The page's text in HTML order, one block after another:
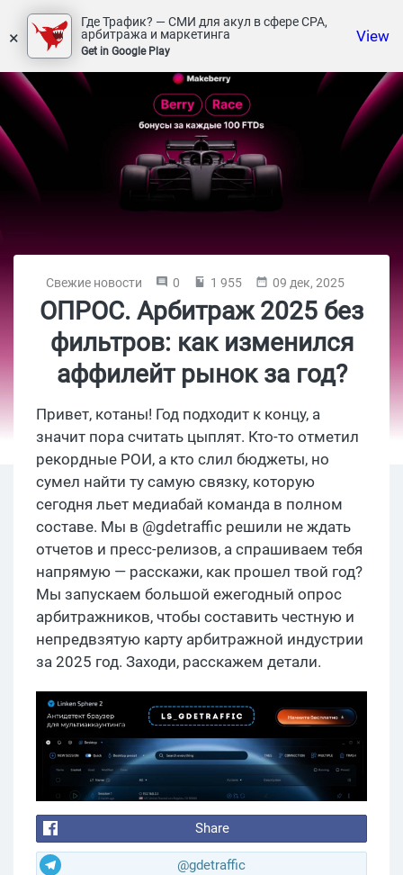
×
Где Трафик? — СМИ для акул в сфере СРА,
арбитража и маркетинга
Get in Google Play
View
Свежие новости 0 1 955 09 дек, 2025
ОПРОС. Арбитраж 2025 без
фильтров: как изменился
аффилейт рынок за год?
Привет, котаны! Год подходит к концу, а
значит пора считать цыплят. Кто-то отметил
рекордные РОИ, а кто слил бюджеты, но
сумел найти ту самую связку, которую
сегодня льет медиабай команда в полном
составе. Мы в @gdetraffic решили не ждать
отчетов и пресс-релизов, а спрашиваем тебя
напрямую — расскажи, как прошел твой год?
Мы запускаем большой ежегодный опрос
арбитражников, чтобы составить честную и
непредвзятую карту арбитражной индустрии
за 2025 год. Заходи, расскажем детали.
Share
@gdetraffic